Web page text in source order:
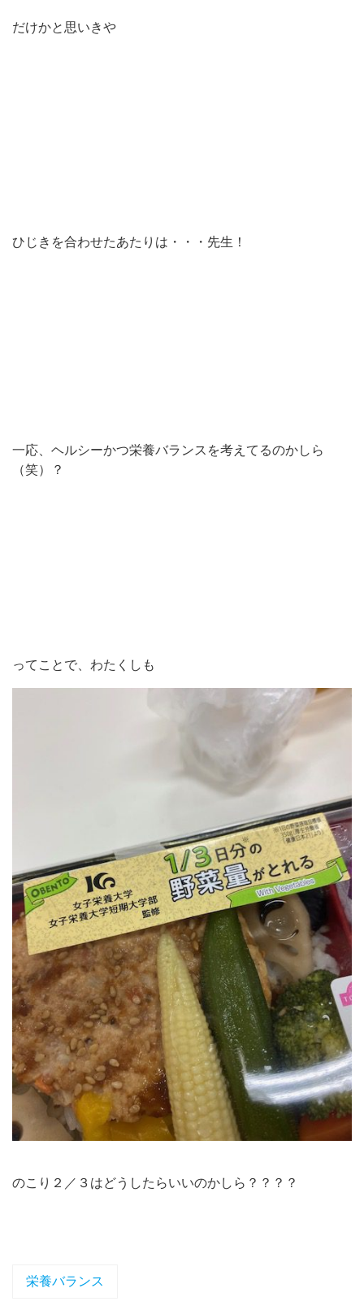
だけかと思いきや
ひじきを合わせたあたりは・・・先生！
一応、ヘルシーかつ栄養バランスを考えてるのかしら
（笑）？
ってことで、わたくしも
のこり２／３はどうしたらいいのかしら？？？？
栄養バランス